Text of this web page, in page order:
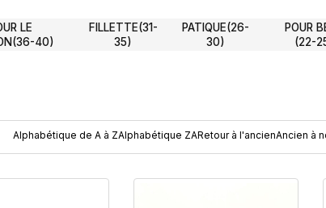
LE
40)
FILLETTE(31-
35)
PATIQUE(26-
30)
POUR
(22-
Alphabétique de A à ZAlphabétique ZARetour à l'ancienAncien à